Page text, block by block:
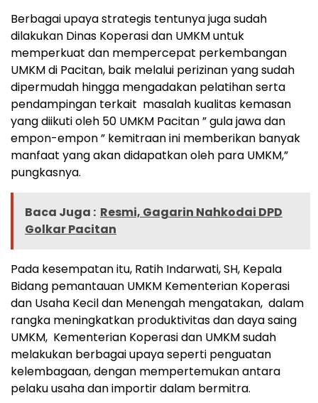
Berbagai upaya strategis tentunya juga sudah
dilakukan Dinas Koperasi dan UMKM untuk
memperkuat dan mempercepat perkembangan
UMKM di Pacitan, baik melalui perizinan yang sudah
dipermudah hingga mengadakan pelatihan serta
pendampingan terkait masalah kualitas kemasan
yang diikuti oleh 50 UMKM Pacitan ” gula jawa dan
empon-empon ” kemitraan ini memberikan banyak
manfaat yang akan didapatkan oleh para UMKM,”
pungkasnya.
Baca Juga : Resmi, Gagarin Nahkodai DPD
Golkar Pacitan
Pada kesempatan itu, Ratih Indarwati, SH, Kepala
Bidang pemantauan UMKM Kementerian Koperasi
dan Usaha Kecil dan Menengah mengatakan, dalam
rangka meningkatkan produktivitas dan daya saing
UMKM, Kementerian Koperasi dan UMKM sudah
melakukan berbagai upaya seperti penguatan
kelembagaan, dengan mempertemukan antara
pelaku usaha dan importir dalam bermitra.